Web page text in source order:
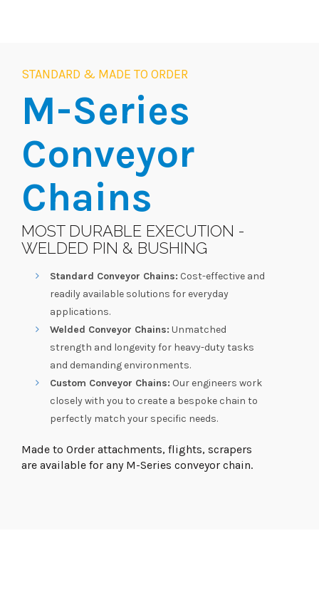
STANDARD & MADE TO ORDER
M-Series
Conveyor
Chains
MOST DURABLE EXECUTION -
WELDED PIN & BUSHING
Standard Conveyor Chains: Cost-effective and
readily available solutions for everyday
applications.
Welded Conveyor Chains: Unmatched
strength and longevity for heavy-duty tasks
and demanding environments.
Custom Conveyor Chains: Our engineers work
closely with you to create a bespoke chain to
perfectly match your specific needs.
Made to Order attachments, flights, scrapers
are available for any M-Series conveyor chain.